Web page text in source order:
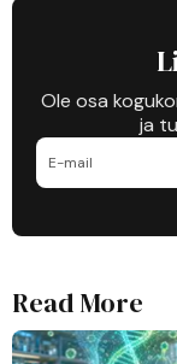
Ole osa
ja
Read More